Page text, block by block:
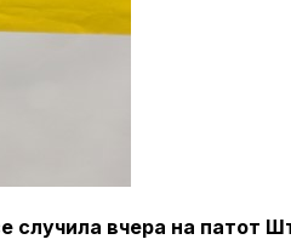
случила вчера на патот